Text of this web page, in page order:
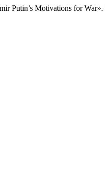
Putin’s Motivations for War».